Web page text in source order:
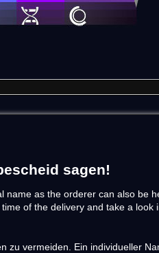
sagen!
name as the orderer can also be
of the delivery and take a look
vermeiden. Ein individueller